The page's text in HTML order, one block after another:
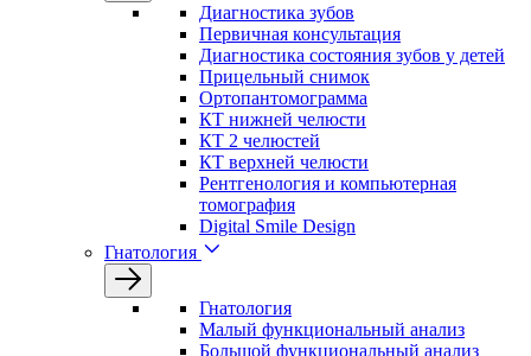
Диагностика зубов
Первичная консультация
Диагностика состояния зубов у детей
Прицельный снимок
Ортопантомограмма
КТ нижней челюсти
КТ 2 челюстей
КТ верхней челюсти
Рентгенология и компьютерная
томография
Digital Smile Design
Гнатология
Гнатология
Малый функциональный анализ
Большой функциональный анализ